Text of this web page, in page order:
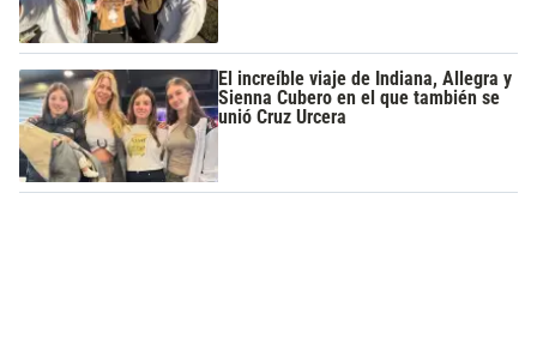
El increíble viaje de Indiana, Allegra y
Sienna Cubero en el que también se
unió Cruz Urcera